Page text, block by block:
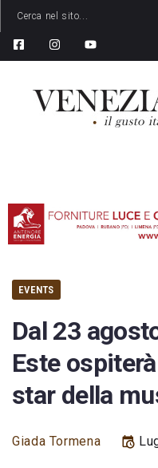
EVENTS
Dal 23
Este
star della
Giada Tormena